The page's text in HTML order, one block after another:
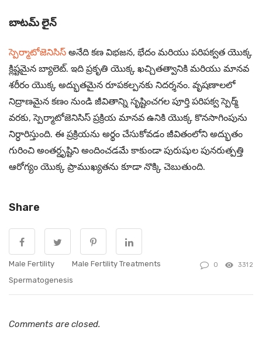
బాటమ్ లైన్
స్పెర్మాటోజెనిసిస్ అనేది కణ విభజన, భేదం మరియు పరిపక్వత యొక్క
క్లిష్టమైన బ్యాలెట్. ఇది ప్రకృతి యొక్క ఖచ్చితత్వానికి మరియు మానవ
శరీరం యొక్క అద్భుతమైన రూపకల్పనకు నిదర్శనం. వృషణాలలో
నిద్రాణమైన కణం నుండి జీవితాన్ని సృష్టించగల పూర్తి పరిపక్వ స్పెర్మ్
వరకు, స్పెర్మాటోజెనిసిస్ ప్రక్రియ మానవ ఉనికి యొక్క కొనసాగింపును
నిర్ధారిస్తుంది. ఈ ప్రక్రియను అర్థం చేసుకోవడం జీవితంలోని అద్భుతం
గురించి అంతర్దృష్టిని అందించడమే కాకుండా పురుషుల పునరుత్పత్తి
ఆరోగ్యం యొక్క ప్రాముఖ్యతను కూడా నొక్కి చెబుతుంది.
Share
Male Fertility
Male Fertility Treatments
Spermatogenesis
0 3312
Comments are closed.